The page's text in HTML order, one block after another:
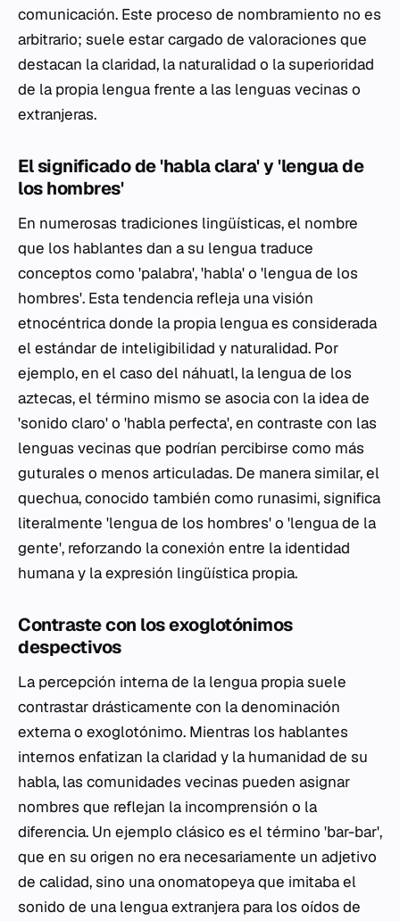
comunicación. Este proceso de nombramiento no es
arbitrario; suele estar cargado de valoraciones que
destacan la claridad, la naturalidad o la superioridad
de la propia lengua frente a las lenguas vecinas o
extranjeras.
El significado de 'habla clara' y 'lengua de
los hombres'
En numerosas tradiciones lingüísticas, el nombre
que los hablantes dan a su lengua traduce
conceptos como 'palabra', 'habla' o 'lengua de los
hombres'. Esta tendencia refleja una visión
etnocéntrica donde la propia lengua es considerada
el estándar de inteligibilidad y naturalidad. Por
ejemplo, en el caso del náhuatl, la lengua de los
aztecas, el término mismo se asocia con la idea de
'sonido claro' o 'habla perfecta', en contraste con las
lenguas vecinas que podrían percibirse como más
guturales o menos articuladas. De manera similar, el
quechua, conocido también como runasimi, significa
literalmente 'lengua de los hombres' o 'lengua de la
gente', reforzando la conexión entre la identidad
humana y la expresión lingüística propia.
Contraste con los exoglotónimos
despectivos
La percepción interna de la lengua propia suele
contrastar drásticamente con la denominación
externa o exoglotónimo. Mientras los hablantes
internos enfatizan la claridad y la humanidad de su
habla, las comunidades vecinas pueden asignar
nombres que reflejan la incomprensión o la
diferencia. Un ejemplo clásico es el término 'bar-bar',
que en su origen no era necesariamente un adjetivo
de calidad, sino una onomatopeya que imitaba el
sonido de una lengua extranjera para los oídos de